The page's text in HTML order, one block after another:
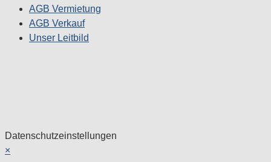
AGB Vermietung
AGB Verkauf
Unser Leitbild
Datenschutzeinstellungen
×